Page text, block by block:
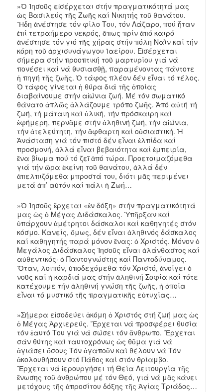
»Ὁ Ἰησοῦς εἰσέρχεται στήν πραγματικότητά μας
ὡς Βασιλεύς τῆς Ζωῆς καί Νικητής τοῦ θανάτου.
Ἤδη ἀνέστησε τόν φίλο Του, τόν Λάζαρο, πού ἦταν
ἐπί τετραήμερο νεκρός, ὅπως πρίν ἀπό καιρό
ἀνέστησε τόν γιό τῆς χήρας στήν πόλη Ναῒν καί τήν
κόρη τοῦ ἀρχισυνάγωγου Ἰαείρου. Εἰσέρχεται
σήμερα στήν προοπτική τοῦ μαρτυρίου γιά νά
πονέσει καί νά θυσιασθῇ, παραμένοντας πάντοτε
ἡ πηγή τῆς ζωῆς. Ὁ τάφος πλέον δέν εἶναι τό τέλος.
Ὁ τάφος γίνεται ἡ θύρα διά τῆς ὁποίας
διαβαίνουμε στήν αἰώνια ζωή. Μέ τόν σωματικό
θάνατο ἁπλῶς ἀλλάζουμε τρόπο ζωῆς. Ἀπό αὐτή τή
ζωή, τή μάταιη καί ὑλική, τήν πρόσκαιρη καί
ἐφήμερη, περνᾶμε στήν ἀληθινή ζωή, τήν αἰώνια,
τήν ἀτελεύτητη, τήν ἄφθαρτη καί οὐσιαστική. Ἡ
Ἀνάσταση γιά τόν πιστό δέν εἶναι ἐλπίδα καί
προσμονή, ἀλλά εἶναι βεβαιότητα καί ἐμπειρία,
ἕνα βίωμα πού τό ζεῖ ἀπό τώρα. Προετοιμαζόμεθα
γιά τήν ὥρα ἐκείνη τοῦ θανάτου, ἀλλά δέν
ἀπελπιζόμεθα μπροστά του, διότι μᾶς περιμένει
μετά ἀπ’ αὐτόν καί πάλι ἡ Ζωή…
»Ὁ Ἰησοῦς ἔρχεται «ἐν δόξη» στήν πραγματικότητά
μας ὡς ὁ Μέγας Διδάσκαλος. Ὑπῆρξαν καί
ὑπάρχουν ἀμέτρητοι δάσκαλοι καί καθηγητές στόν
κόσμο. Κανείς, ὅμως, δέν εἶναι ἀληθινός δάσκαλος
καί καθηγητής παρά μόνον ἕνας: ὁ Χριστός. Μόνον ὁ
Μεγάλος Διδάσκαλος Ἰησοῦς εἶναι ἀλάνθαστος καί
αὐθεντικός· ὁ Παντογνώστης καί Παντοδύναμος.
Ὅταν, λοιπόν, ὑποδεχόμεθα τόν Χριστό, ἀνοίγει ὁ
νοῦς καί ἡ καρδιά μας στήν ἀληθινή Σοφία καί τότε
κατέχουμε τήν ἀληθινή γνώση τῆς ζωῆς, ἡ ὁποία
εἶναι τό μυστικό τῆς πραγματικῆς εὐτυχίας…
»Σήμερα εἰσοδεύει ἀκόμη ὁ Χριστός στή ζωή μας ὡς
ὁ Μέγας Ἀρχιερεύς. Ἔρχεται νά προσφέρει θυσία
τόν ἑαυτό Του γιά νά σώσει τόν ἄνθρωπο. Ἔρχεται
σάν θύτης καί ταυτοχρόνως ὡς θῦμα γιά νά
ἁγιάσει ὅσους Τόν ἀγαποῦν καί θέλουν νά Τόν
ἀκολουθήσουν στό Πάθος καί στόν θρίαμβο.
Ἔρχεται νά ἱερουργήσει τή Θεία Λειτουργία τῆς
ἕνωσης τοῦ ἀνθρώπου μέ τόν Θεό, γιά νά μᾶς κάνει
μετόχους τῆς ἀπροσίτου δόξης τῆς Ἁγίας Τριάδος…